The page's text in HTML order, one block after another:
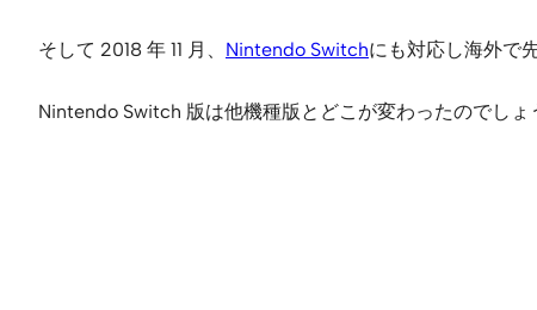
そして 2018 年 11 月、 Nintendo Switchにも対応し海外で
Nintendo Switch 版は他機種版とどこが変わったのでしょ